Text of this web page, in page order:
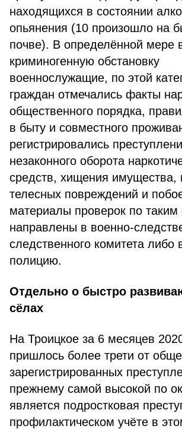
находящихся в состоянии
опьянения (10 произошло на
почве). В определённой мере
криминогенную обстановку
военнослужащие, по этой
граждан отмечались факты
общественного порядка,
в быту и совместного
регистрировались
незаконного оборота
средств, хищения имущества,
телесных повреждений и
материалы проверок по таким
направлены в военно-
следственного комитета либо
полицию.
Отдельно о быстро
сёлах
На Троицкое за 6 месяцев
пришлось более трети от
зарегистрированных
прежнему самой высокой по
является подростковая
профилактическом учёте в